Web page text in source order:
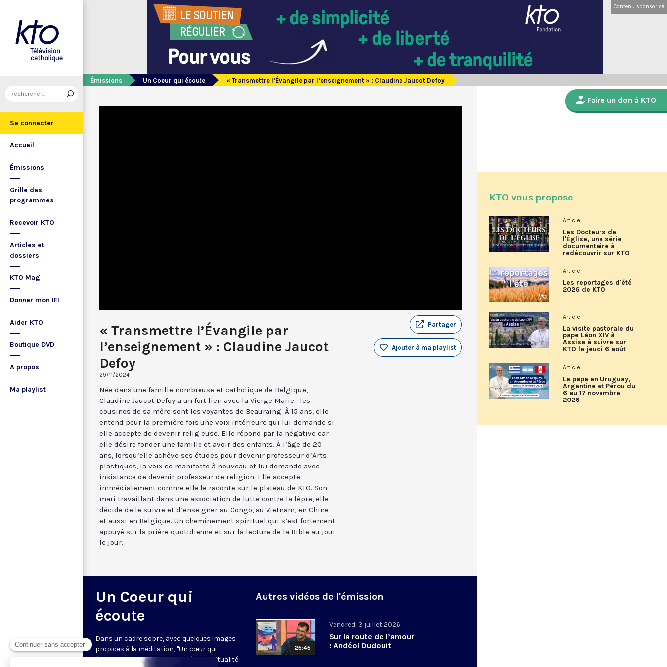
Se connecter
Accueil
Émissions
Grille des
programmes
Recevoir KTO
Articles et
dossiers
KTO Mag
Donner mon IFI
Aider KTO
Boutique DVD
A propos
Ma playlist
Contenu sponsorisé
Émissions Un Coeur qui écoute « Transmettre l’Évangile par l’enseignement » : Claudine Jaucot Defoy
« Transmettre l’Évangile par
l’enseignement » : Claudine Jaucot
Defoy
29/11/2024
Partager
Ajouter à ma playlist
Née dans une famille nombreuse et catholique de Belgique,
Claudine Jaucot Defoy a un fort lien avec la Vierge Marie : les
cousines de sa mère sont les voyantes de Beauraing. À 15 ans, elle
entend pour la première fois une voix intérieure qui lui demande si
elle accepte de devenir religieuse. Elle répond par la négative car
elle désire fonder une famille et avoir des enfants. À l’âge de 20
ans, lorsqu’elle achève ses études pour devenir professeur d’Arts
plastiques, la voix se manifeste à nouveau et lui demande avec
insistance de devenir professeur de religion. Elle accepte
immédiatement comme elle le raconte sur le plateau de KTO. Son
mari travaillant dans une association de lutte contre la lèpre, elle
décide de le suivre et d’enseigner au Congo, au Vietnam, en Chine
et aussi en Belgique. Un cheminement spirituel qui s’est fortement
appuyé sur la prière quotidienne et sur la lecture de la Bible au jour
le jour.
Un Coeur qui
écoute
Dans un cadre sobre, avec quelques images
propices à la méditation, "Un cœur qui
écoute" donne toute sa place à la spiritualité
Autres vidéos de l'émission
25:45
Vendredi 3 juillet 2026
Sur la route de l’amour
: Andéol Dudouit
Faire un don à KTO
KTO vous propose
Article
Les Docteurs de
l'Église, une série
documentaire à
redécouvrir sur KTO
Article
Les reportages d'été
2026 de KTO
Article
La visite pastorale du
pape Léon XIV à
Assise à suivre sur
KTO le jeudi 6 août
Article
Le pape en Uruguay,
Argentine et Pérou du
6 au 17 novembre
2026